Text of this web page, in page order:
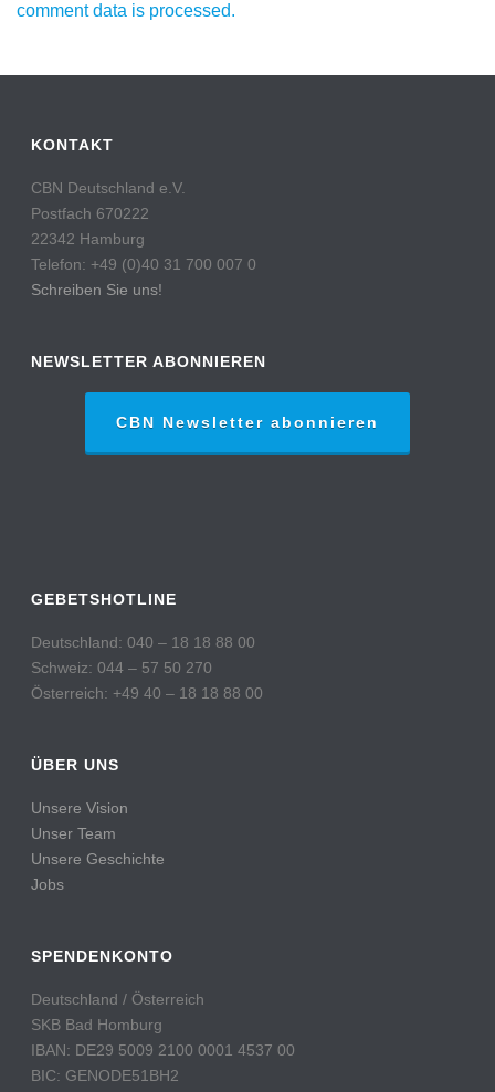
comment data is processed.
KONTAKT
CBN Deutschland e.V.
Postfach 670222
22342 Hamburg
Telefon: +49 (0)40 31 700 007 0
Schreiben Sie uns!
NEWSLETTER ABONNIEREN
CBN Newsletter abonnieren
GEBETSHOTLINE
Deutschland: 040 – 18 18 88 00
Schweiz: 044 – 57 50 270
Österreich: +49 40 – 18 18 88 00
ÜBER UNS
Unsere Vision
Unser Team
Unsere Geschichte
Jobs
SPENDENKONTO
Deutschland / Österreich
SKB Bad Homburg
IBAN: DE29 5009 2100 0001 4537 00
BIC: GENODE51BH2